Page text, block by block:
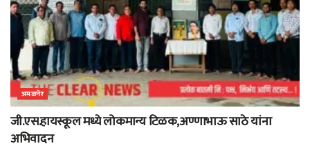
अमळनेर
जी.एस.हायस्कूल मध्ये लोकमान्य टिळक,अण्णाभाऊ साठे यांना
अभिवादन